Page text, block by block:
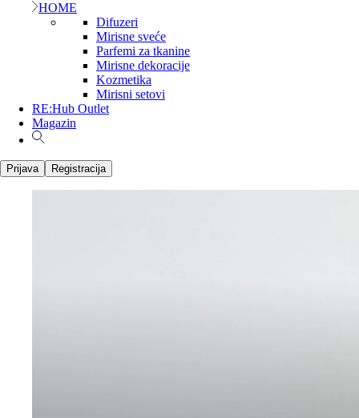
HOME
Difuzeri
Mirisne sveće
Parfemi za tkanine
Mirisne dekoracije
Kozmetika
Mirisni setovi
RE:Hub Outlet
Magazin
Prijava Registracija